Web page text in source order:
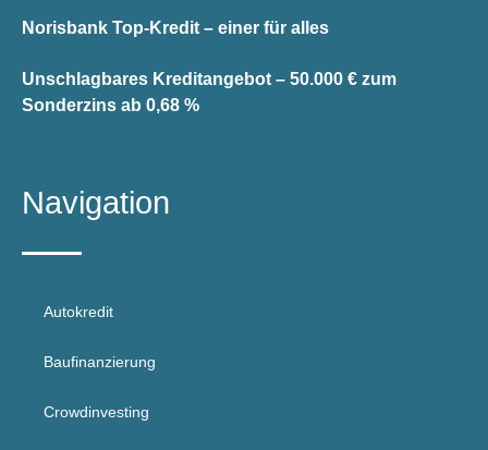
Norisbank Top-Kredit – einer für alles
Unschlagbares Kreditangebot – 50.000 € zum
Sonderzins ab 0,68 %
Navigation
Autokredit
Baufinanzierung
Crowdinvesting